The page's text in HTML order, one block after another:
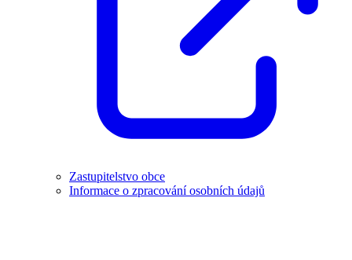
Zastupitelstvo obce
Informace o zpracování osobních údajů